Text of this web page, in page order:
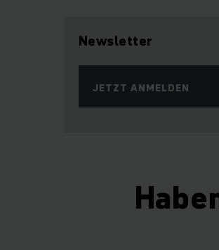
Newsletter
JETZT ANMELDEN